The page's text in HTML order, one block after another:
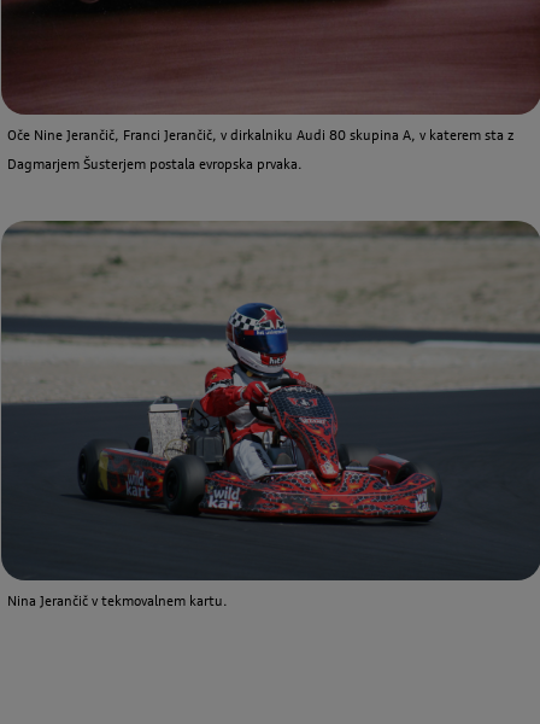
Oče Nine Jerančič, Franci Jerančič, v dirkalniku Audi 80 skupina A, v katerem sta z
Dagmarjem Šusterjem postala evropska prvaka.
Nina Jerančič v tekmovalnem kartu.